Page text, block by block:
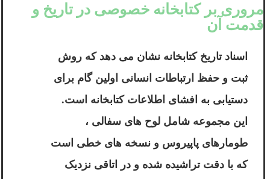
مروری بر کتابخانه خصوصی در تاریخ و
قدمت آن
اسناد تاریخ کتابخانه نشان می دهد که روش
ثبت و حفظ ارتباطات انسانی اولین گام برای
دستیابی به افشای اطلاعات کتابخانه است.
این مجموعه شامل لوح های سفالی ،
طومارهای پاپیروس و نسخه های خطی است
که با دقت تراشیده شده و در اتاقی نزدیک